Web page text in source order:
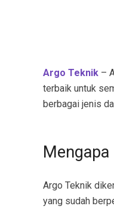
Argo Teknik –
terbaik untuk
berbagai jenis
Argo Teknik
yang sudah